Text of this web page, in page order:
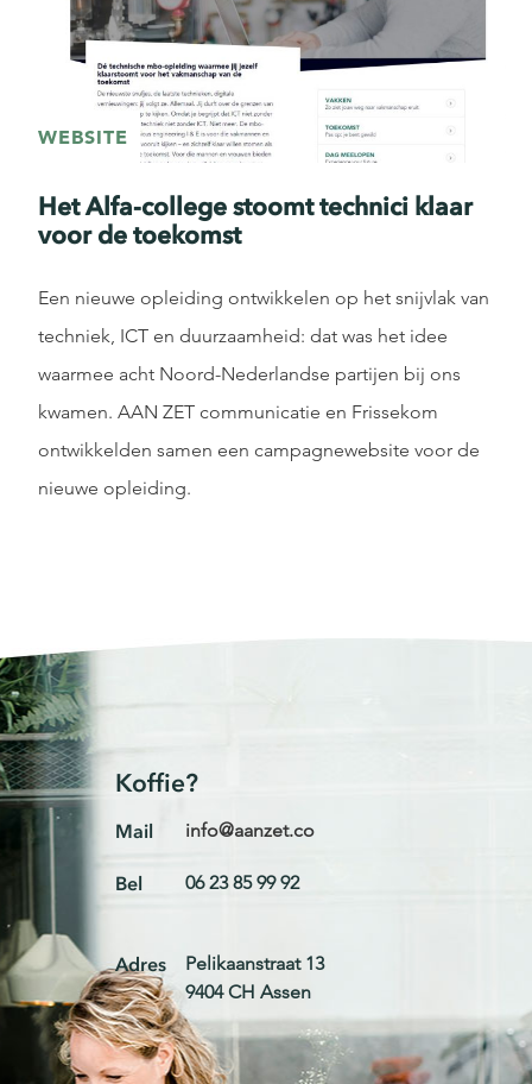
WEBSITE
Het Alfa-college stoomt technici klaar
voor de toekomst
Een nieuwe opleiding ontwikkelen op het snijvlak van
techniek, ICT en duurzaamheid: dat was het idee
waarmee acht Noord-Nederlandse partijen bij ons
kwamen. AAN ZET communicatie en Frissekom
ontwikkelden samen een campagnewebsite voor de
nieuwe opleiding.
Koffie?
Mail info@aanzet.co
Bel 06 23 85 99 92
Adres
Pelikaanstraat 13
9404 CH Assen